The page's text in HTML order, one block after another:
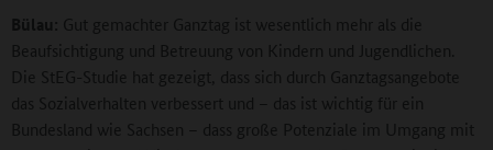
Bülau: Gut gemachter Ganztag ist wesentlich mehr als die
Beaufsichtigung und Betreuung von Kindern und Jugendlichen.
Die StEG-Studie hat gezeigt, dass sich durch Ganztagsangebote
das Sozialverhalten verbessert und – das ist wichtig für ein
Bundesland wie Sachsen – dass große Potenziale im Umgang mit